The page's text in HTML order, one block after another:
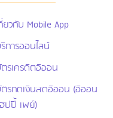
ยวกับ Mobile App
การออนไลน์
รเครดิตอิออน
รกดเงินสดอิออน (อิออน
ปปี้ เพย์)